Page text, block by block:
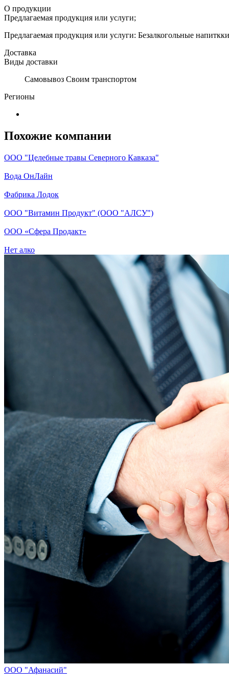
О продукции
Предлагаемая продукция или услуги;
Предлагаемая продукция или услуги: Безалкогольные
Доставка
Виды доставки
Самовывоз Своим транспортом
Регионы
Похожие компании
ООО "Целебные травы Северного Кавказа"
Вода ОнЛайн
Фабрика Лодок
ООО "Витамин Продукт" (ООО "АЛСУ")
ООО «Сфера Продакт»
Нет алко
ООО "Афанасий"